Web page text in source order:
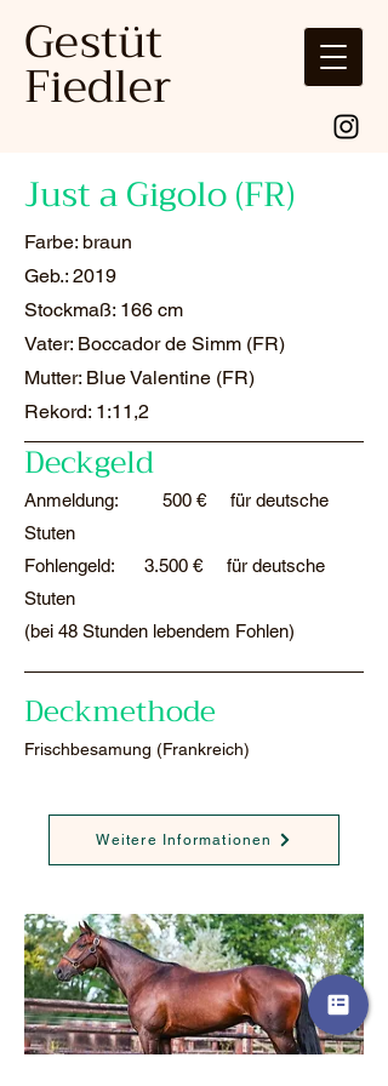
Gestüt
Fiedler
Just a Gigolo (FR)
Farbe: braun
Geb.: 2019
Stockmaß: 166 cm
Vater: Boccador de Simm (FR)
Mutter: Blue Valentine (FR)
Rekord: 1:11,2
Deckgeld
​Anmeldung:
500 € für deutsche
Stuten
Fohlengeld: 3.500 € für deutsche
Stuten
(bei 48 Stunden lebendem Fohlen)
Deckmethode
​Frischbesamung (Frankreich)
Weitere Informationen